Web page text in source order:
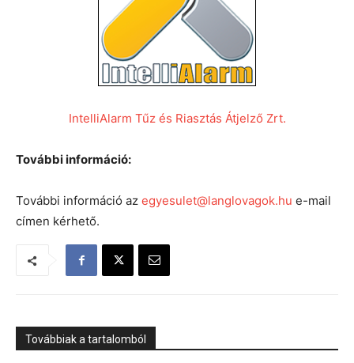
IntelliAlarm Tűz és Riasztás Átjelző Zrt.
További információ:
További információ az egyesulet@langlovagok.hu e-mail
címen kérhető.
Továbbiak a tartalomból